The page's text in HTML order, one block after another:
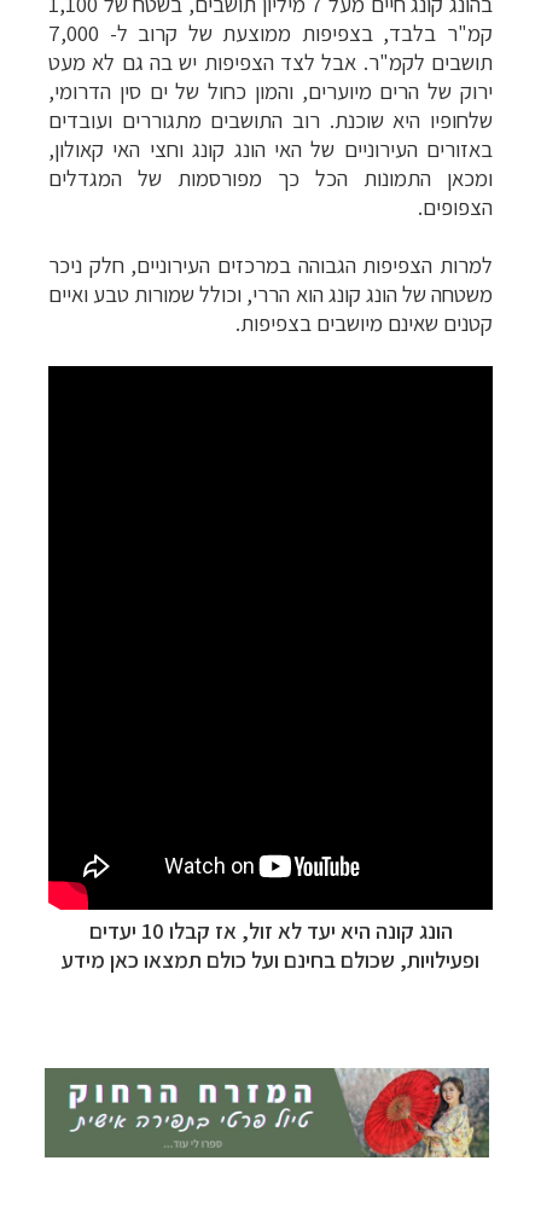
קמ"ר בלבד, בצפיפות ממוצעת של קרוב ל- 7,000
תושבים לקמ"ר. אבל לצד הצפיפות יש בה גם לא מעט
ירוק של הרים מיוערים, והמון כחול של ים סין הדרומי,
שלחופיו היא שוכנת. רוב התושבים מתגוררים ועובדים
באזורים העירוניים של האי הונג קונג וחצי האי קאולון,
ומכאן התמונות הכל כך מפורסמות של המגדלים
הצפופים.
למרות הצפיפות הגבוהה במרכזים העירוניים, חלק ניכר
משטחה של הונג קונג הוא הררי, וכולל שמורות טבע ואיים
קטנים שאינם מיושבים בצפיפות.
הונג קונה היא יעד לא זול, אז קבלו 10 יעדים
ופעילויות, שכולם בחינם ועל כולם תמצאו כאן מידע
טיולים לפולינזיה הצרפתית
לחצו לפרטים »
תכנוןטיולים לאוסטרליה וניו זילנד
לחצו לרשימת
ההצעות »